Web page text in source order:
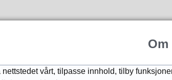
Om
vårt, tilpasse innhold, tilby